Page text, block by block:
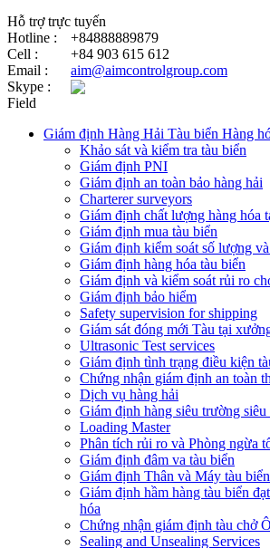
Hỗ trợ trực tuyến
Hotline :
+84888889879
Cell :
+84 903 615 612
Email :
aim@aimcontrolgroup.com
Skype :
Field
Giám định Hàng Hải Tàu biển Hàng
Khảo sát và kiểm tra tàu biển
Giám định PNI
Giám định an toàn bảo hàng hải
Charterer surveyors
Giám định chất lượng hàng hóa
​Giám định mua tàu biển
Giám định kiểm soát số lượng
Giám định hàng hóa tàu biển
Giám định và kiểm soát rủi ro
Giám định bảo hiểm
Safety supervision for shipping
Giám sát đóng mới Tàu tại
Ultrasonic Test services
Giám định tình trạng điều kiện
Chứng nhận giám định an toàn
Dịch vụ hàng hải
Giám định hàng siêu trường siêu
Loading Master
Phân tích rủi ro và Phòng ngừa
​Giám định đâm va tàu biển
Giám định Thân và Máy tàu biển
​Giám định hầm hàng tàu biển
hóa
Chứng nhận giám định tàu chở
Sealing and Unsealing Services